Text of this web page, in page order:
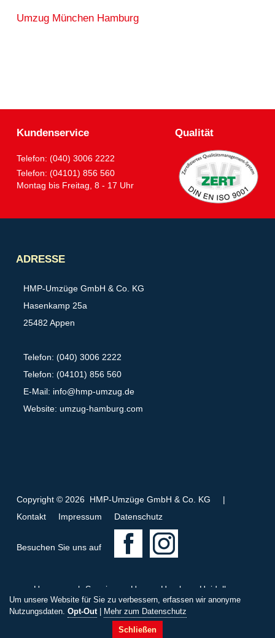
Umzug München Hamburg
Kundenservice
Telefon: (040) 3006 2222
Telefon: (04101) 856 560
Montag bis Freitag, 8 - 17 Uhr
Qualität
ADRESSE
HMP-Umzüge GmbH & Co. KG
Hasenkamp 25a
25482 Appen
Telefon: (040) 3006 2222
Telefon: (04101) 856 560
E-Mail: info@hmp-umzug.de
Website: umzug-hamburg.com
Copyright © 2026 HMP-Umzüge GmbH & Co. KG
|
Kontakt
Impressum Datenschutz
Besuchen Sie uns auf
b
o
t
a
Umzug nach Spanien
Umzug Hamburg Heidelberg
Umzug Hamburg Wismar
K
i
Um unsere Website für Sie zu verbessern, erfassen wir anonyme
Nutzungsdaten. Opt-Out|
Mehr zum Datenschutz
Schließen